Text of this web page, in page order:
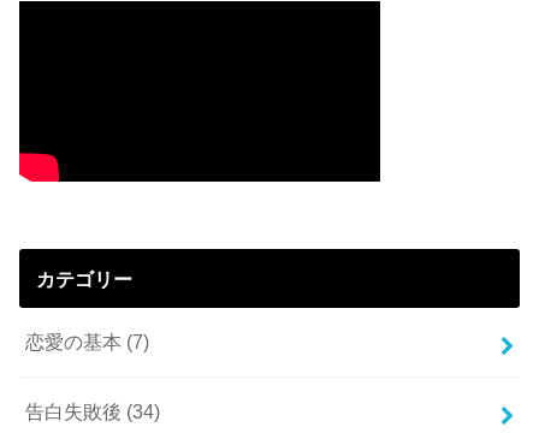
カテゴリー
恋愛の基本 (7)
告白失敗後 (34)